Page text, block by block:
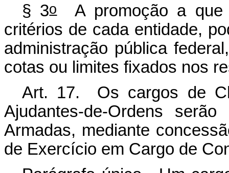
§ 3oA promoção a que
critérios de cada entidade,
administração pública
cotas ou limites fixados nos
Art. 17. Os cargos de
Ajudantes-de-Ordens
Armadas, mediante
de Exercício em Cargo de